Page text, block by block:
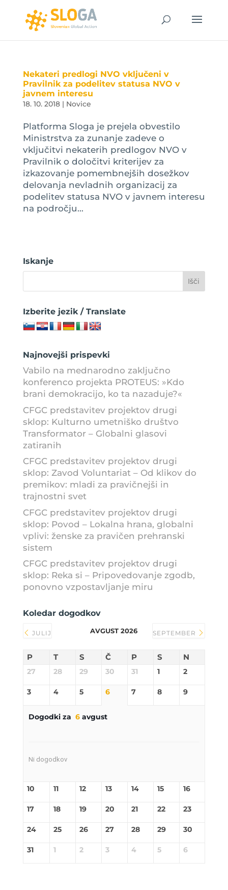
Nekateri predlogi NVO vključeni v
Pravilnik za podelitev statusa NVO v
javnem interesu
18. 10. 2018| Novice
Platforma Sloga je prejela obvestilo
Ministrstva za zunanje zadeve o
vključitvi nekaterih predlogov NVO v
Pravilnik o določitvi kriterijev za
izkazovanje pomembnejših dosežkov
delovanja nevladnih organizacij za
podelitev statusa NVO v javnem interesu
na področju...
Iskanje
Izberite jezik / Translate
Najnovejši prispevki
Vabilo na mednarodno zaključno
konferenco projekta PROTEUS: »Kdo
brani demokracijo, ko ta nazaduje?«
CFGC predstavitev projektov drugi
sklop: Kulturno umetniško društvo
Transformator – Globalni glasovi
zatiranih
CFGC predstavitev projektov drugi
sklop: Zavod Voluntariat – Od klikov do
premikov: mladi za pravičnejši in
trajnostni svet
CFGC predstavitev projektov drugi
sklop: Povod – Lokalna hrana, globalni
vplivi: ženske za pravičen prehranski
sistem
CFGC predstavitev projektov drugi
sklop: Reka si – Pripovedovanje zgodb,
ponovno vzpostavljanje miru
Koledar dogodkov
JULIJ AVGUST 2026 SEPTEMBER
P T S Č P S N
27 28 29 30 31 1 2
3 4 5 6 7 8 9
Dogodki za 6avgust
Ni dogodkov
10 11 12 13 14 15 16
17 18 19 20 21 22 23
24 25 26 27 28 29 30
31 1 2 3 4 5 6